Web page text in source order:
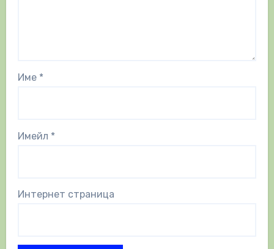
Име *
Имейл *
Интернет страница